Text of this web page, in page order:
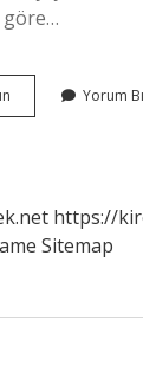
göre…
Düşünmek
Yorum
https://
Sitemap